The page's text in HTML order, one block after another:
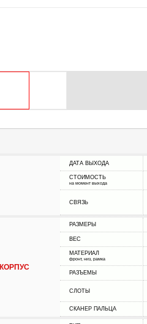
ДАТА ВЫХОДА
СТОИМОСТЬ
на момент выхода
СВЯЗЬ
КОРПУС
РАЗМЕРЫ
ВЕС
МАТЕРИАЛ
фронт, низ, рамка
РАЗЪЕМЫ
СЛОТЫ
СКАНЕР ПАЛЬЦА